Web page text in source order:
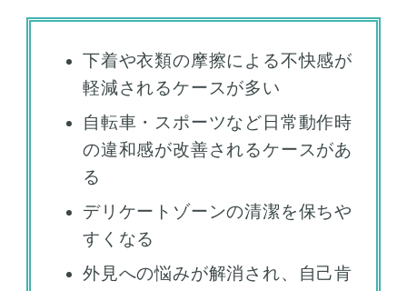
下着や衣類の摩擦による不快感が
軽減されるケースが多い
自転車・スポーツなど日常動作時
の違和感が改善されるケースがあ
る
デリケートゾーンの清潔を保ちや
すくなる
外見への悩みが解消され、自己肯